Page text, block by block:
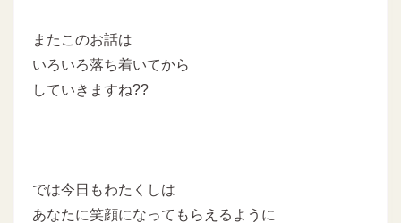
またこのお話は
いろいろ落ち着いてから
していきますね??
では今日もわたくしは
あなたに笑顔になってもらえるように